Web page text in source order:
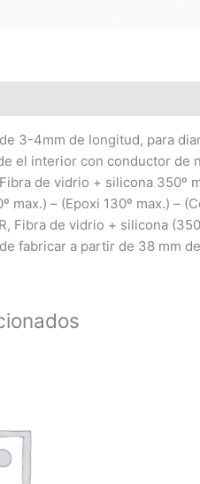
3-4mm de longitud, para
el interior con conductor de
de vidrio + silicona 350º
max.) – (Epoxi 130º max.) –
Fibra de vidrio + silicona
fabricar a partir de 38 mm